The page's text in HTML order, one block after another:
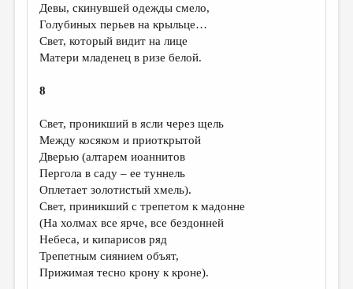
Девы, скинувшей одежды смело,
Голубиных перьев на крыльце…
Свет, который видит на лице
Матери младенец в ризе белой.
8
Свет, проникший в ясли через щель
Между косяком и приоткрытой
Дверью (алтарем иоаннитов
Пергола в саду – ее туннель
Оплетает золотистый хмель).
Свет, приникший с трепетом к мадонне
(На холмах все ярче, все бездонней
Небеса, и кипарисов ряд
Трепетным сиянием объят,
Прижимая тесно крону к кроне).